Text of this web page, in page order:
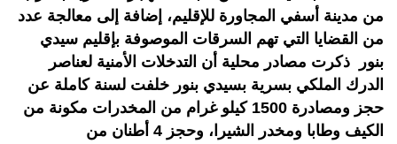
من مدينة أسفي المجاورة للإقليم، إضافة إلى معالجة عدد
من القضايا التي تهم السرقات الموصوفة بإقليم سيدي
بنور ذكرت مصادر محلية أن التدخلات الأمنية لعناصر
الدرك الملكي بسرية بسيدي بنور خلفت لسنة كاملة عن
حجز ومصادرة 1500 كيلو غرام من المخدرات مكونة من
الكيف وطابا ومخدر الشيرا، وحجز 4 أطنان من